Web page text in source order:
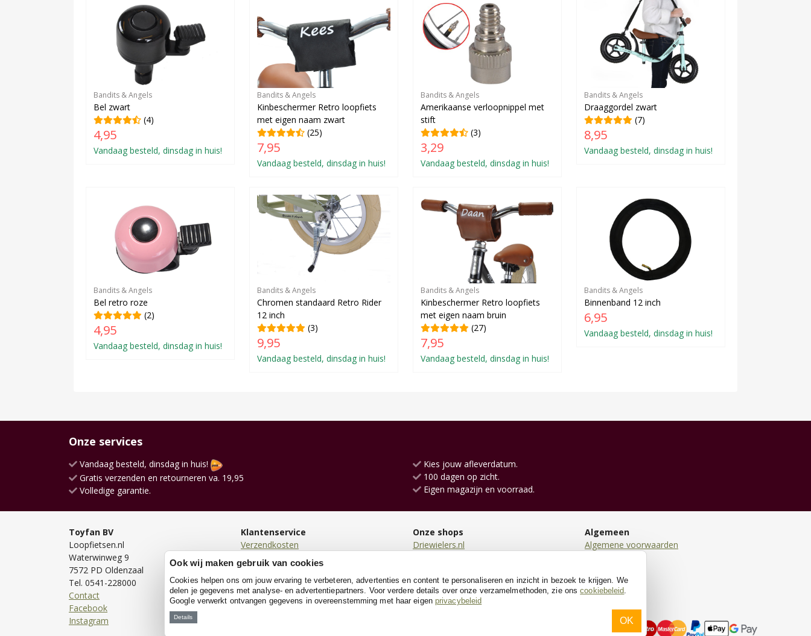
Bandits & Angels
Bel zwart
(4)
4,95
Vandaag besteld, dinsdag in huis!
Bandits & Angels
Kinbeschermer Retro loopfiets
met eigen naam zwart
(25)
7,95
Vandaag besteld, dinsdag in huis!
Bandits & Angels
Amerikaanse verloopnippel met
stift
(3)
3,29
Vandaag besteld, dinsdag in huis!
Bandits & Angels
Draaggordel zwart
(7)
8,95
Vandaag besteld, dinsdag in huis!
Bandits & Angels
Bel retro roze
(2)
4,95
Vandaag besteld, dinsdag in huis!
Bandits & Angels
Chromen standaard Retro Rider
12 inch
(3)
9,95
Vandaag besteld, dinsdag in huis!
Bandits & Angels
Kinbeschermer Retro loopfiets
met eigen naam bruin
(27)
7,95
Vandaag besteld, dinsdag in huis!
Bandits & Angels
Binnenband 12 inch
6,95
Vandaag besteld, dinsdag in huis!
Onze services
Vandaag besteld, dinsdag in huis!
Gratis verzenden en retourneren va. 19,95
Volledige garantie.
Kies jouw afleverdatum.
100 dagen op zicht.
Eigen magazijn en voorraad.
Toyfan BV
Loopfietsen.nl
Waterwinweg 9
7572 PD Oldenzaal
Tel. 0541-228000
Contact
Facebook
Instagram
Klantenservice
Verzendkosten
Bezorgen
Bestellen
Betalen
Retourneren
Garantie
Onze shops
Driewielers.nl
TrampolineXL.nl
KinderfietsXL.nl
Poppenwagen.nl
Algemeen
Algemene voorwaarden
Cookies
Ook wij maken gebruik van cookies
Cookies helpen ons om jouw ervaring te verbeteren, advertenties en content te personaliseren en inzicht in bezoek te krijgen. We
delen je gegevens met analyse- en advertentiepartners. Voor verdere details over onze verzamelmethoden, zie onscookiebeleid
Google verwerkt ontvangen gegevens in overeenstemming met haar eigen privacybeleid
Details OK